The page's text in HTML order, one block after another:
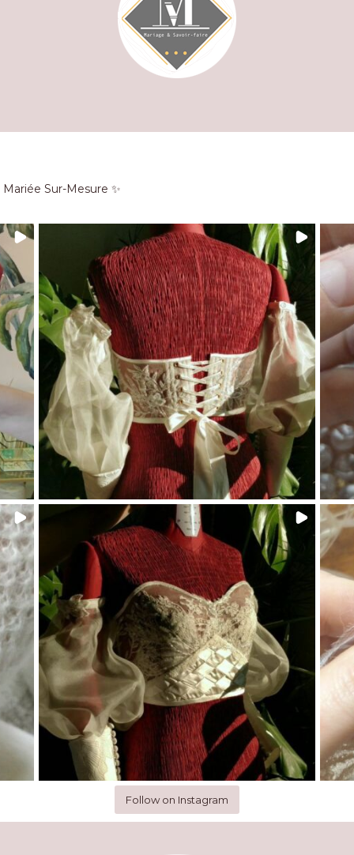
Sur-Mesure ✨
Follow on Instagram